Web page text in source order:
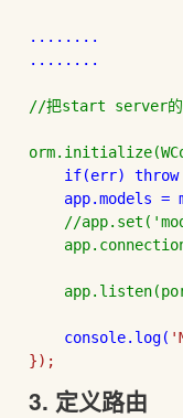
........
........
//把start server的
if(err)
app.models =
//
console.log(
});
3. 定义路由